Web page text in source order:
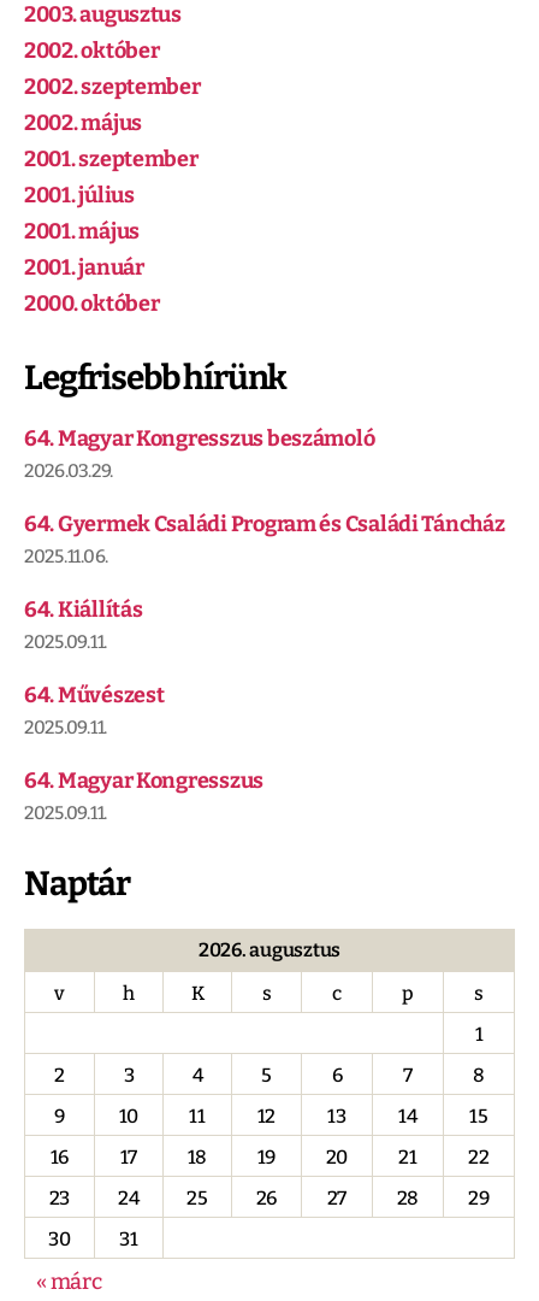
2003. augusztus
2002. október
2002. szeptember
2002. május
2001. szeptember
2001. július
2001. május
2001. január
2000. október
Legfrisebb hírünk
64. Magyar Kongresszus beszámoló
2026.03.29.
64. Gyermek Családi Program és Családi Táncház
2025.11.06.
64. Kiállítás
2025.09.11.
64. Művészest
2025.09.11.
64. Magyar Kongresszus
2025.09.11.
Naptár
2026. augusztus
v
h K s c p
s
1
2
3 4 5 6 7
8
9
10 11 12 13 14
15
16
17 18 19 20 21
22
23
24 25 26 27 28
29
30
31
« márc